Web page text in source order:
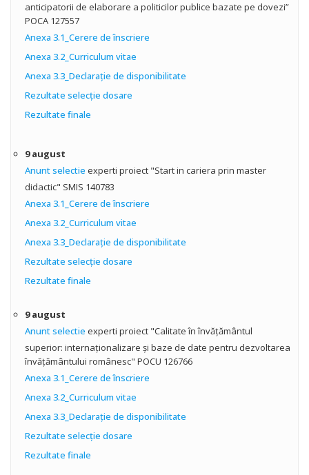
anticipatorii de elaborare a politicilor publice bazate pe dovezi”
POCA 127557
Anexa 3.1_Cerere de înscriere
Anexa 3.2_Curriculum vitae
Anexa 3.3_Declarație de disponibilitate
Rezultate selecţie dosare
Rezultate finale
9 august
Anunt selectie experti proiect "Start in cariera prin master
didactic" SMIS 140783
Anexa 3.1_Cerere de înscriere
Anexa 3.2_Curriculum vitae
Anexa 3.3_Declarație de disponibilitate
Rezultate selecție dosare
Rezultate finale
9 august
Anunt selectie experti proiect "Calitate în învăţământul
superior: internaţionalizare şi baze de date pentru dezvoltarea
învăţământului românesc" POCU 126766
Anexa 3.1_Cerere de înscriere
Anexa 3.2_Curriculum vitae
Anexa 3.3_Declarație de disponibilitate
Rezultate selecție dosare
Rezultate finale